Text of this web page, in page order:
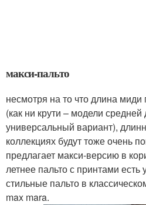
макси-пальто
несмотря на то что длина
(как ни крути – модели
универсальный вариант),
коллекциях будут тоже очень
предлагает макси-версию в
летнее пальто с принтами есть
стильные пальто в
max mara.